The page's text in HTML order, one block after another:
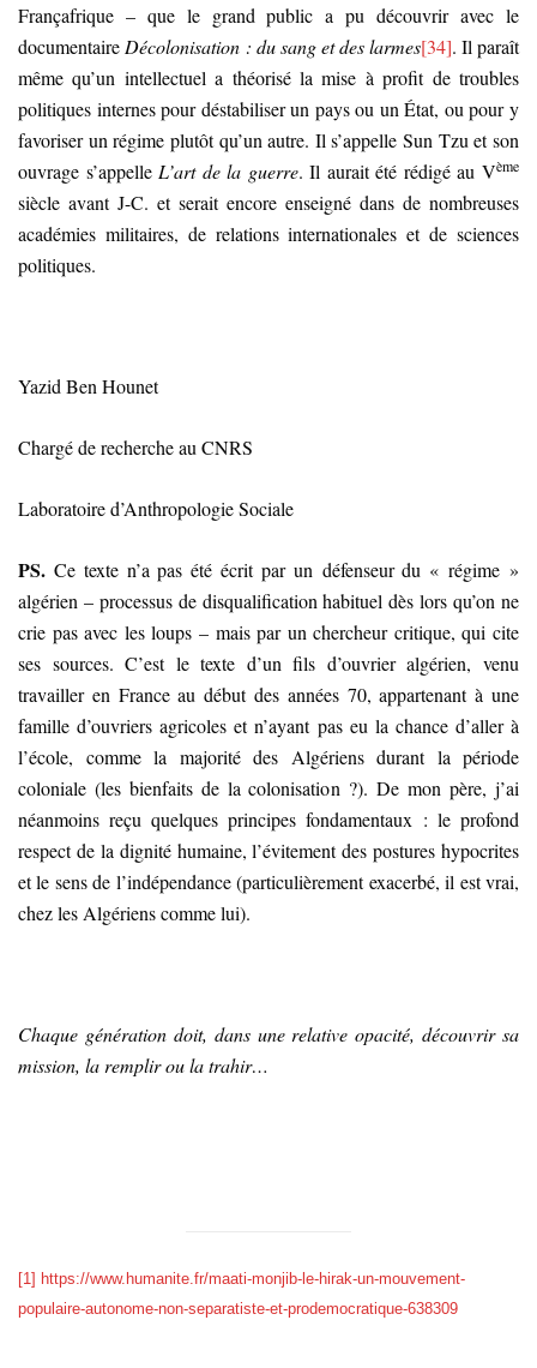
Françafrique – que le grand public a pu découvrir avec le
documentaire Décolonisation : du sang et des larmes[34]. Il paraît
même qu’un intellectuel a théorisé la mise à profit de troubles
politiques internes pour déstabiliser un pays ou un État, ou pour y
favoriser un régime plutôt qu’un autre. Il s’appelle Sun Tzu et son
ouvrage s’appelle L’art de la guerre. Il aurait été rédigé au Vème
siècle avant J-C. et serait encore enseigné dans de nombreuses
académies militaires, de relations internationales et de sciences
politiques.
Yazid Ben Hounet
Chargé de recherche au CNRS
Laboratoire d’Anthropologie Sociale
PS. Ce texte n’a pas été écrit par un défenseur du « régime »
algérien – processus de disqualification habituel dès lors qu’on ne
crie pas avec les loups – mais par un chercheur critique, qui cite
ses sources. C’est le texte d’un fils d’ouvrier algérien, venu
travailler en France au début des années 70, appartenant à une
famille d’ouvriers agricoles et n’ayant pas eu la chance d’aller à
l’école, comme la majorité des Algériens durant la période
coloniale (les bienfaits de la colonisation ?). De mon père, j’ai
néanmoins reçu quelques principes fondamentaux : le profond
respect de la dignité humaine, l’évitement des postures hypocrites
et le sens de l’indépendance (particulièrement exacerbé, il est vrai,
chez les Algériens comme lui).
Chaque génération doit, dans une relative opacité, découvrir sa
mission, la remplir ou la trahir…
[1] https://www.humanite.fr/maati-monjib-le-hirak-un-mouvement-
populaire-autonome-non-separatiste-et-prodemocratique-638309